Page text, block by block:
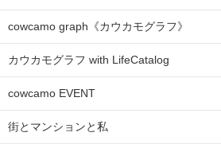
cowcamo graph《カウカモグラフ》
カウカモグラフ with LifeCatalog
cowcamo EVENT
街とマンションと私